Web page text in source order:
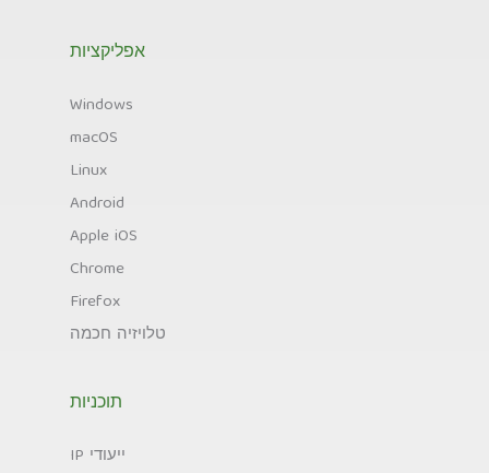
אפליקציות
Windows
macOS
Linux
Android
Apple iOS
Chrome
Firefox
טלויזיה חכמה
תוכניות
IP ייעודי